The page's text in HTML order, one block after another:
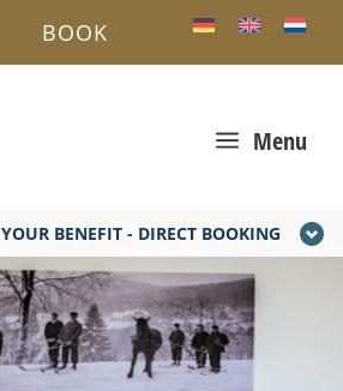
YOUR BENEFIT - DIRECT BOOKING
a Menu
BOOK